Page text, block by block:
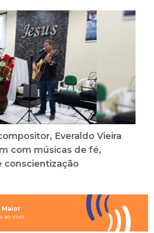
Everaldo Vieira
com músicas de fé,
conscientização
Maior
ao vivo